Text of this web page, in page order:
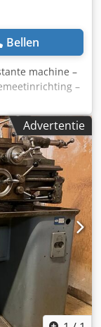
-
en
2
- De
direct of later
3 ziet u een
zonder
- Maximale
- Minimale
van de
120
7035 lichtgrijs
Bellen
machine –
–
systeem
–
1100 mm
mm
1700
2160 + 150
constant: 850
120 mm
23 kW
3-15 m/min.
Cedpfjx
Advertentie